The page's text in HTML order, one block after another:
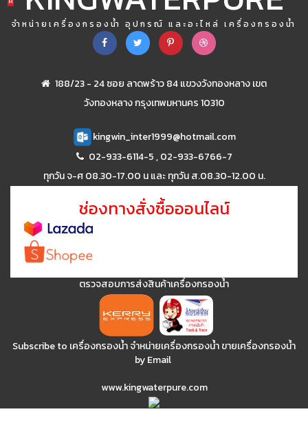
M
จำหน่ายเครื่องกรองน้ำ อุปกรณ์ และอะไหล่ เครื่องกรองน้ำ
188/23 - 24 ซอย ลาดพร้าว 84 แขวงวังทองหลาง เขต
วังทองหลาง กรุงเทพมหานคร 10310
kingwin_inter1999@hotmail.com
02-933-6114-5,02-933-6766-7
ทุกวัน จ-ศ 08.30-17.00 น และ ทุกวัน ส.08.30-12.00 น.
ช่องทางสั่งซื้อออนไลน์
ตรวจสอบการส่งสินค้าเครื่องกรองน้ำ
Subscribe to เครื่องกรองน้ำ จำหน่ายเครื่องกรองน้ำ ขายเครื่องกรองน้ำ
by Email
www.kingwaterpure.com